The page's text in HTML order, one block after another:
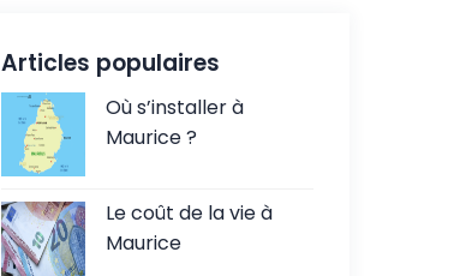
Articles populaires
Où s’installer à
Maurice ?
Le coût de la vie à
Maurice